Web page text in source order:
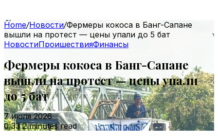
Home/Новости/Фермеры кокоса в Банг-Сапане
вышли на протест — цены упали до 5 бат
НовостиПроишествияФинансы
Фермеры кокоса в Банг-Сапане
вышли на протест — цены упали
до 5 бат
7 июля 2026
0332 minutes read